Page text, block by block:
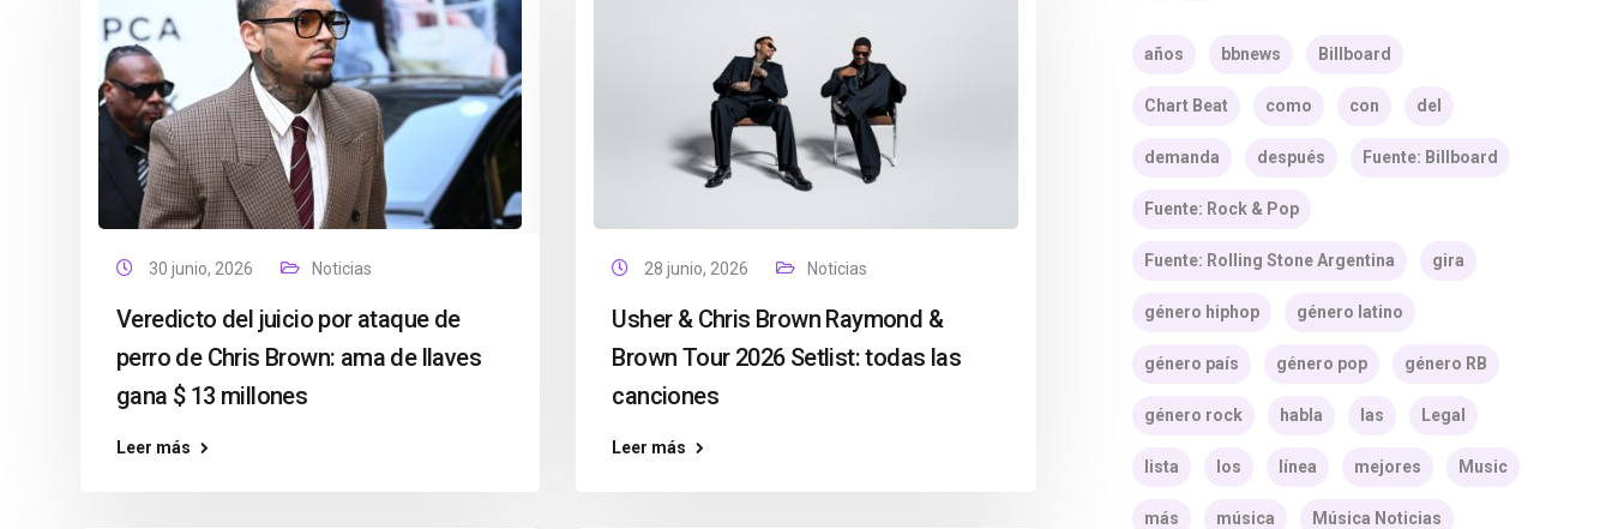
30 junio, 2026 Noticias
Veredicto del juicio por ataque de
perro de Chris Brown: ama de llaves
gana $ 13 millones
Leer más
28 junio, 2026 Noticias
Usher & Chris Brown Raymond &
Brown Tour 2026 Setlist: todas las
canciones
Leer más
años bbnews Billboard
Chart Beat como con del
demanda después Fuente: Billboard
Fuente: Rock & Pop
Fuente: Rolling Stone Argentina gira
género hiphop género latino
género país género pop género RB
género rock habla las Legal
lista los línea mejores Music
más música Música Noticias